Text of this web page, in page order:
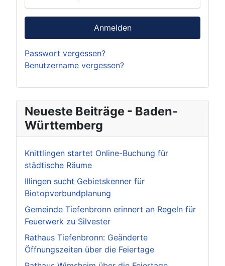
Anmelden
Passwort vergessen?
Benutzername vergessen?
Neueste Beiträge - Baden-
Württemberg
Knittlingen startet Online-Buchung für
städtische Räume
Illingen sucht Gebietskenner für
Biotopverbundplanung
Gemeinde Tiefenbronn erinnert an Regeln für
Feuerwerk zu Silvester
Rathaus Tiefenbronn: Geänderte
Öffnungszeiten über die Feiertage